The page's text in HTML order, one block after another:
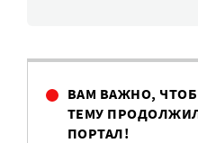
ВАМ ВАЖНО,
ТЕМУ
ПОРТАЛ!